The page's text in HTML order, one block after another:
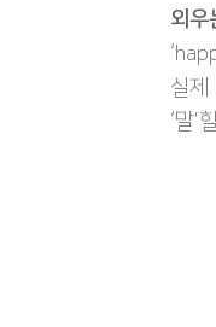
외우
실제
‘말’